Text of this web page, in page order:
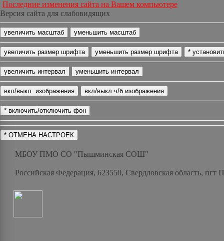
Последние изменения сайта на Вашем компьютере
Версия сайта для слабовидящих
МБОУ ПМО СО "Пышминская СОШ"
Российская Федерация, 623550, Свердловская область,